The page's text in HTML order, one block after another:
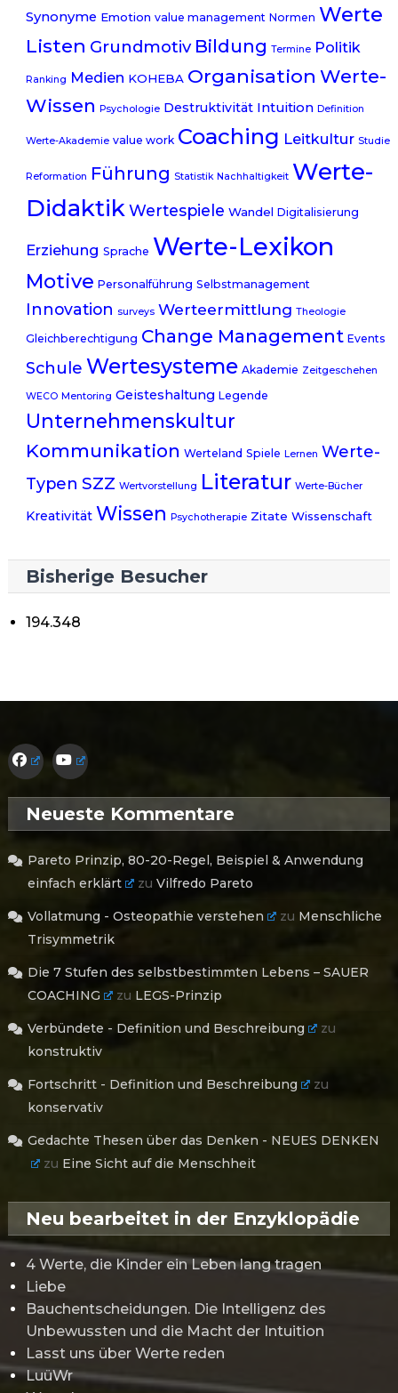
Synonyme Emotion value management Normen Werte
Listen Grundmotiv Bildung Termine Politik
Ranking Medien KOHEBA Organisation Werte-
Wissen
Psychologie Destruktivität Intuition Definition
Werte-Akademie value work Coaching Leitkultur Studie
Reformation Führung Statistik Nachhaltigkeit Werte-
DidaktikWertespiele Wandel Digitalisierung
Erziehung Sprache Werte-Lexikon
Motive Personalführung Selbstmanagement
Innovation surveys Werteermittlung Theologie
Gleichberechtigung Change Management Events
Schule Wertesysteme Akademie Zeitgeschehen
WECO Mentoring Geisteshaltung Legende
Unternehmenskultur
Kommunikation Werteland Spiele Lernen Werte-
Typen SZZ Wertvorstellung Literatur Werte-Bücher
Kreativität Wissen Psychotherapie Zitate Wissenschaft
Bisherige Besucher
194.348
Neueste Kommentare
Pareto Prinzip, 80-20-Regel, Beispiel & Anwendung
einfach erklärt
zuVilfredo Pareto
Vollatmung - Osteopathie verstehen zu Menschliche
Trisymmetrik
Die 7 Stufen des selbstbestimmten Lebens – SAUER
COACHING
zu LEGS-Prinzip
Verbündete - Definition und Beschreibung
zu
konstruktiv
Fortschritt - Definition und Beschreibung
zu
konservativ
Gedachte Thesen über das Denken - NEUES DENKEN
zu Eine Sicht auf die Menschheit
Neu bearbeitet in der Enzyklopädie
4 Werte, die Kinder ein Leben lang tragen
Liebe
Bauchentscheidungen. Die Intelligenz des
Unbewussten und die Macht der Intuition
Lasst uns über Werte reden
LuüWr